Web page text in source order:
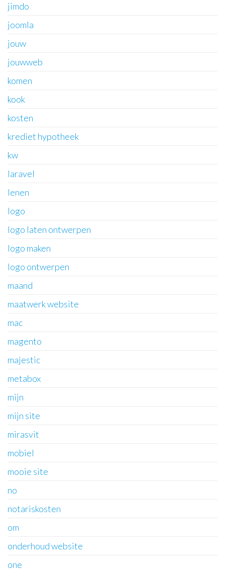
jimdo
joomla
jouw
jouwweb
komen
kook
kosten
krediet hypotheek
kw
laravel
lenen
logo
logo laten ontwerpen
logo maken
logo ontwerpen
maand
maatwerk website
mac
magento
majestic
metabox
mijn
mijn site
mirasvit
mobiel
mooie site
no
notariskosten
om
onderhoud website
one